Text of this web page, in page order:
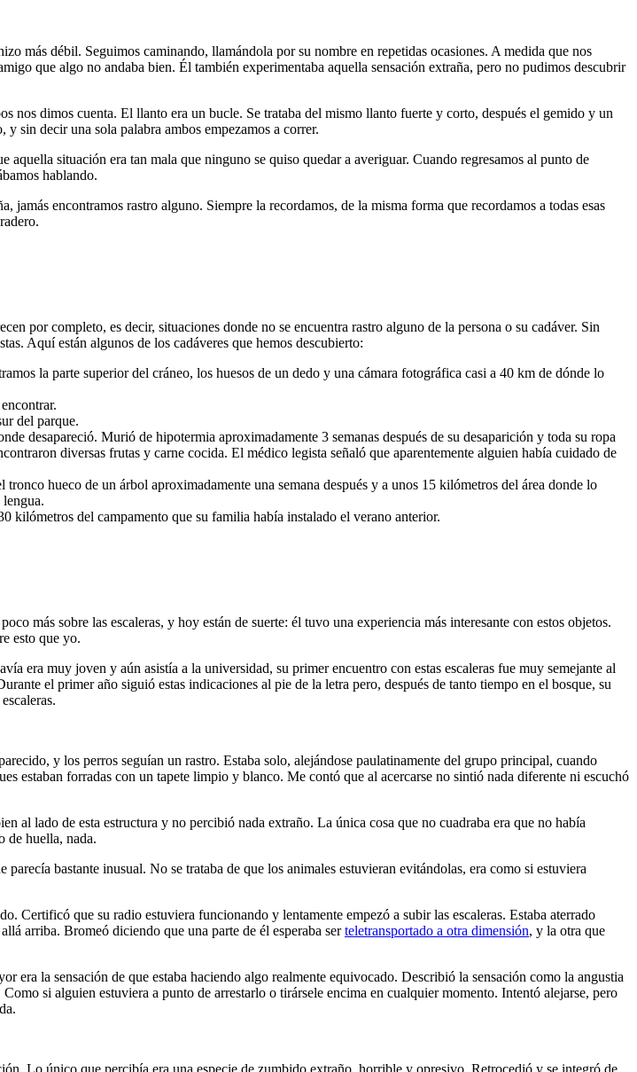
más débil. Seguimos caminando, llamándola por su nombre en repetidas ocasiones. A medida que nos
que algo no andaba bien. Él también experimentaba aquella sensación extraña, pero no pudimos descubrir
nos dimos cuenta. El llanto era un bucle. Se trataba del mismo llanto fuerte y corto, después el gemido y un
sin decir una sola palabra ambos empezamos a correr.
situación era tan mala que ninguno se quiso quedar a averiguar. Cuando regresamos al punto de
hablando.
encontramos rastro alguno. Siempre la recordamos, de la misma forma que recordamos a todas esas
por completo, es decir, situaciones donde no se encuentra rastro alguno de la persona o su cadáver. Sin
Aquí están algunos de los cadáveres que hemos descubierto:
la parte superior del cráneo, los huesos de un dedo y una cámara fotográfica casi a 40 km de dónde lo
del parque.
desapareció. Murió de hipotermia aproximadamente 3 semanas después de su desaparición y toda su ropa
diversas frutas y carne cocida. El médico legista señaló que aparentemente alguien había cuidado de
hueco de un árbol aproximadamente una semana después y a unos 15 kilómetros del área donde lo
kilómetros del campamento que su familia había instalado el verano anterior.
más sobre las escaleras, y hoy están de suerte: él tuvo una experiencia más interesante con estos objetos.
esto que yo.
era muy joven y aún asistía a la universidad, su primer encuentro con estas escaleras fue muy semejante al
el primer año siguió estas indicaciones al pie de la letra pero, después de tanto tiempo en el bosque, su
y los perros seguían un rastro. Estaba solo, alejándose paulatinamente del grupo principal, cuando
estaban forradas con un tapete limpio y blanco. Me contó que al acercarse no sintió nada diferente ni escuchó
al lado de esta estructura y no percibió nada extraño. La única cosa que no cuadraba era que no había
de huella, nada.
bastante inusual. No se trataba de que los animales estuvieran evitándolas, era como si estuviera
Certificó que su radio estuviera funcionando y lentamente empezó a subir las escaleras. Estaba aterrado
arriba. Bromeó diciendo que una parte de él esperaba serteletransportado a otra dimensión, y la otra que
era la sensación de que estaba haciendo algo realmente equivocado. Describió la sensación como la angustia
si alguien estuviera a punto de arrestarlo o tirársele encima en cualquier momento. Intentó alejarse, pero
Lo único que percibía era una especie de zumbido extraño, horrible y opresivo. Retrocedió y se integró de